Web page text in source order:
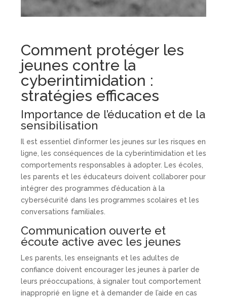
Comment protéger les
jeunes contre la
cyberintimidation :
stratégies efficaces
Importance de l’éducation et de la
sensibilisation
Il est essentiel d’informer les jeunes sur les risques en
ligne, les conséquences de la cyberintimidation et les
comportements responsables à adopter. Les écoles,
les parents et les éducateurs doivent collaborer pour
intégrer des programmes d’éducation à la
cybersécurité dans les programmes scolaires et les
conversations familiales.
Communication ouverte et
écoute active avec les jeunes
Les parents, les enseignants et les adultes de
confiance doivent encourager les jeunes à parler de
leurs préoccupations, à signaler tout comportement
inapproprié en ligne et à demander de l’aide en cas